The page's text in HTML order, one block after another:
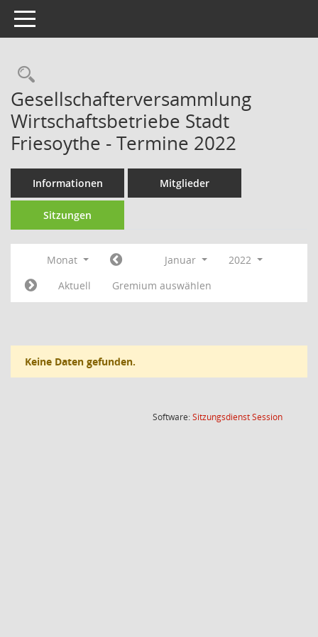
Toggle navigation
Rechercheauswahl
Gesellschafterversammlung
Wirtschaftsbetriebe Stadt
Friesoythe - Termine 2022
Informationen Mitglieder
Sitzungen
Monat Januar
2022
Aktuell
Gremium auswählen
Keine Daten gefunden.
Software:SitzungsdienstSession(Wird in